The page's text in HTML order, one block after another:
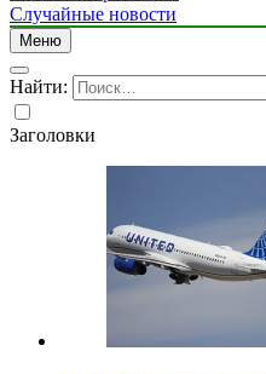
Случайные новости
Меню
Найти:
Заголовки